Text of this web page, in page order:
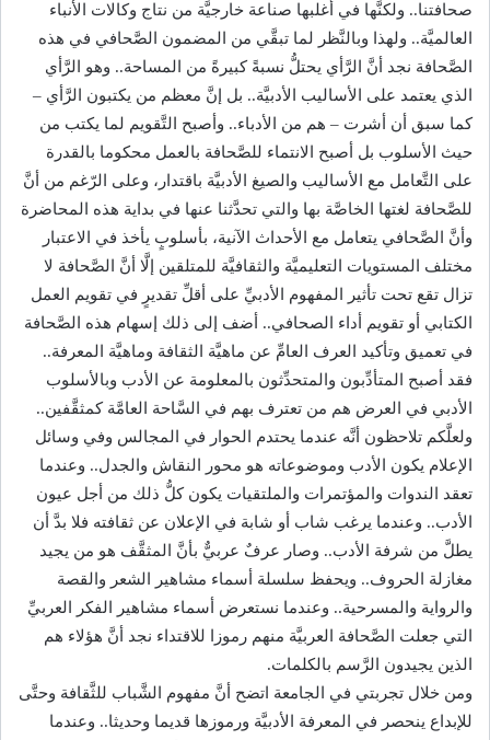
صحافتنا.. ولكنَّها في أغلبها صناعة خارجيَّة من نتاج وكالات الأنباء
العالميَّة.. ولهذا وبالنَّظر لما تبقَّي من المضمون الصَّحافي في هذه
الصَّحافة نجد أنَّ الرَّأي يحتلُّ نسبةً كبيرةً من المساحة.. وهو الرَّأي
الذي يعتمد على الأساليب الأدبيَّة.. بل إنَّ معظم من يكتبون الرَّأي –
كما سبق أن أشرت – هم من الأدباء.. وأصبح التَّقويم لما يكتب من
حيث الأسلوب بل أصبح الانتماء للصَّحافة بالعمل محكوما بالقدرة
على التَّعامل مع الأساليب والصيغ الأدبيَّة باقتدار، وعلى الرّغم من أنَّ
للصَّحافة لغتها الخاصَّة بها والتي تحدَّثنا عنها في بداية هذه المحاضرة
وأنَّ الصَّحافي يتعامل مع الأحداث الآنية، بأسلوبٍ يأخذ في الاعتبار
مختلف المستويات التعليميَّة والثقافيَّة للمتلقين إلَّا أنَّ الصَّحافة لا
تزال تقع تحت تأثير المفهوم الأدبيِّ على أقلِّ تقديرٍ في تقويم العمل
الكتابي أو تقويم أداء الصحافي.. أضف إلى ذلك إسهام هذه الصَّحافة
في تعميق وتأكيد العرف العامِّ عن ماهيَّة الثقافة وماهيَّة المعرفة..
فقد أصبح المتأدِّبون والمتحدِّثون بالمعلومة عن الأدب وبالأسلوب
الأدبي في العرض هم من تعترف بهم في السَّاحة العامَّة كمثقَّفين..
ولعلَّكم تلاحظون أنَّه عندما يحتدم الحوار في المجالس وفي وسائل
الإعلام يكون الأدب وموضوعاته هو محور النقاش والجدل.. وعندما
تعقد الندوات والمؤتمرات والملتقيات يكون كلُّ ذلك من أجل عيون
الأدب.. وعندما يرغب شاب أو شابة في الإعلان عن ثقافته فلا بدَّ أن
يطلَّ من شرفة الأدب.. وصار عرفٌ عربيٌّ بأنَّ المثقَّف هو من يجيد
مغازلة الحروف.. ويحفظ سلسلة أسماء مشاهير الشعر والقصة
والرواية والمسرحية.. وعندما نستعرض أسماء مشاهير الفكر العربيِّ
التي جعلت الصَّحافة العربيَّة منهم رموزا للاقتداء نجد أنَّ هؤلاء هم
الذين يجيدون الرَّسم بالكلمات.
ومن خلال تجربتي في الجامعة اتضح أنَّ مفهوم الشَّباب للثَّقافة وحتَّى
للإبداع ينحصر في المعرفة الأدبيَّة ورموزها قديما وحديثا.. وعندما